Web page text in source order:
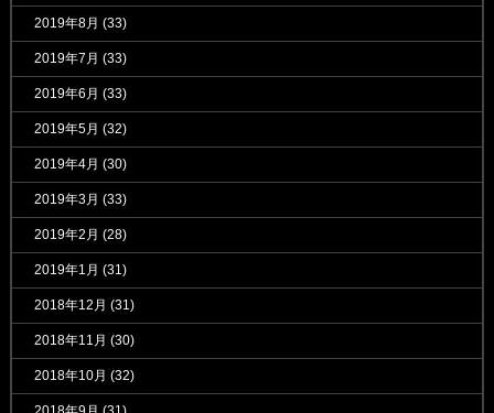
2019年8月 (33)
2019年7月 (33)
2019年6月 (33)
2019年5月 (32)
2019年4月 (30)
2019年3月 (33)
2019年2月 (28)
2019年1月 (31)
2018年12月 (31)
2018年11月 (30)
2018年10月 (32)